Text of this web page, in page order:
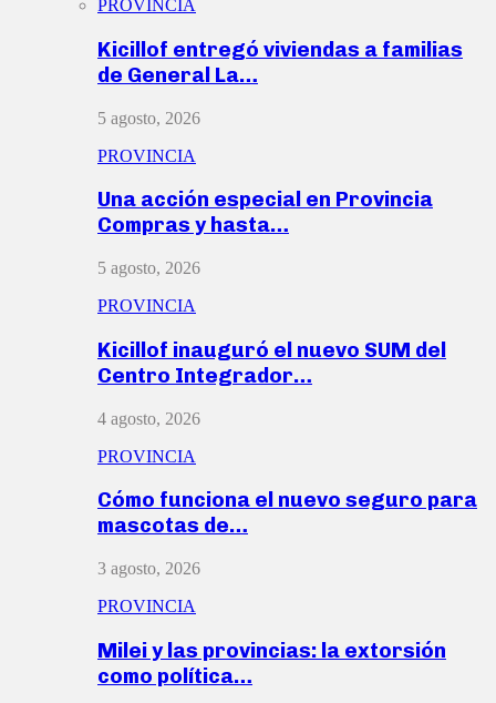
PROVINCIA
Kicillof entregó viviendas a familias
de General La…
5 agosto, 2026
PROVINCIA
Una acción especial en Provincia
Compras y hasta…
5 agosto, 2026
PROVINCIA
Kicillof inauguró el nuevo SUM del
Centro Integrador…
4 agosto, 2026
PROVINCIA
Cómo funciona el nuevo seguro para
mascotas de…
3 agosto, 2026
PROVINCIA
Milei y las provincias: la extorsión
como política…